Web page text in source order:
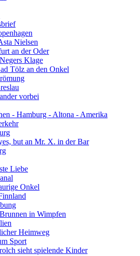
Nielsen
an der Oder
Klage
Tölz an den Onkel
vorbei
- Hamburg - Altona - Amerika
but an Mr. X. in der Bar
Liebe
Onkel
in Wimpfen
Heimweg
Sport
sieht spielende Kinder